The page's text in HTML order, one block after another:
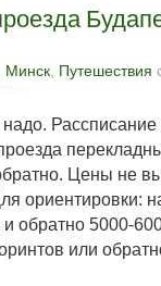
Минск, Путешествия
Цены не
ориентировки:
обратно 5000-
или